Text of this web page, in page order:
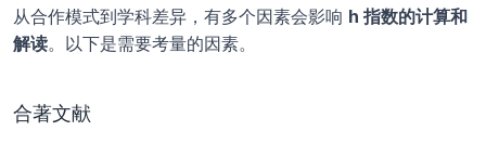
从合作模式到学科差异，有多个因素会影响 h 指数的计算和
解读。以下是需要考量的因素。
合著文献